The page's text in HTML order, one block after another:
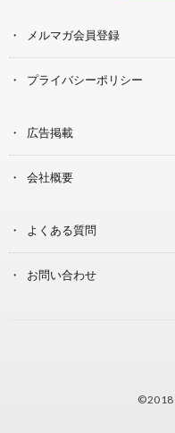
メルマガ会員登録
プライバシーポリシー
広告掲載
会社概要
よくある質問
お問い合わせ
©2018